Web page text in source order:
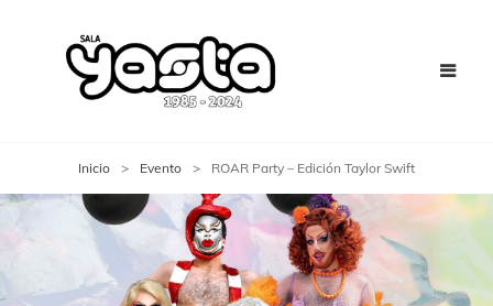
Inicio > Evento > ROAR Party – Edición Taylor Swift